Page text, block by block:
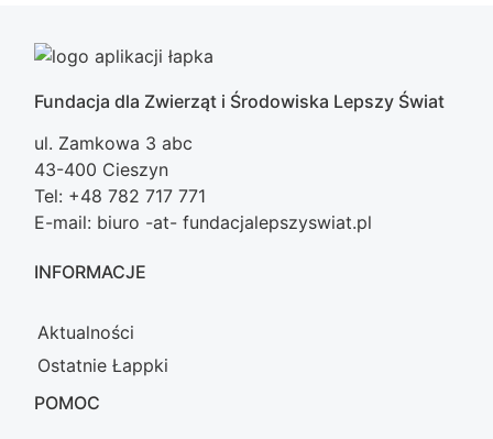
Fundacja dla Zwierząt i Środowiska Lepszy Świat
ul. Zamkowa 3 abc
43-400 Cieszyn
Tel: +48 782 717 771
E-mail: biuro -at- fundacjalepszyswiat.pl
INFORMACJE
Aktualności
Ostatnie Łappki
POMOC